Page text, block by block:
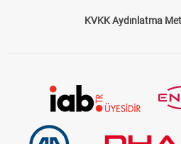
KVKK Aydınlatma